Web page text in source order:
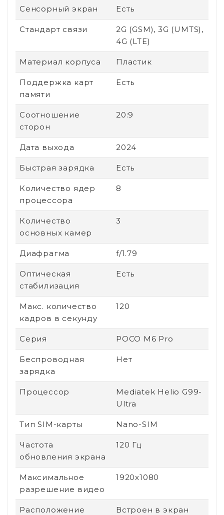
Сенсорный экран Есть
Стандарт связи
2G (GSM), 3G (UMTS),
4G (LTE)
Материал корпуса Пластик
Поддержка карт
памяти
Есть
Соотношение
сторон
20:9
Дата выхода 2024
Быстрая зарядка Есть
Количество ядер
процессора
8
Количество
основных камер
3
Диафрагма f/1.79
Оптическая
стабилизация
Есть
Макс. количество
кадров в секунду
120
Серия POCO M6 Pro
Беспроводная
зарядка
Нет
Процессор
Mediatek Helio G99-
Ultra
Тип SIM-карты Nano-SIM
Частота
обновления экрана
120 Гц
Максимальное
разрешение видео
1920x1080
Расположение
Встроен в экран